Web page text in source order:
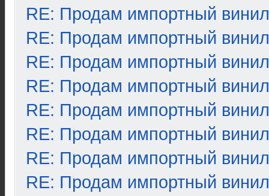
RE: Продам импортный винил
RE: Продам импортный винил
RE: Продам импортный винил
RE: Продам импортный винил
RE: Продам импортный винил
RE: Продам импортный винил
RE: Продам импортный винил
RE: Продам импортный винил